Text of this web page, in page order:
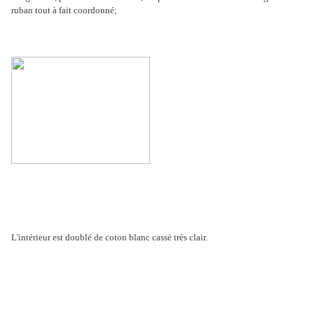
ruban tout à fait coordonné;
L'intérieur est doublé de coton blanc cassé très clair.